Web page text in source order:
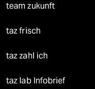
team zukunft
taz frisch
taz zahl ich
taz lab Infobrief